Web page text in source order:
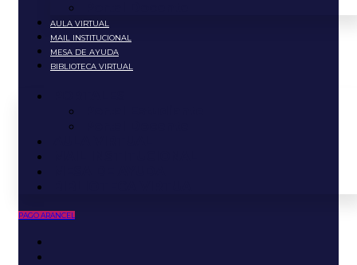
AULA VIRTUAL
MAIL INSTITUCIONAL
MESA DE AYUDA
BIBLIOTECA VIRTUAL
PAGO ARANCEL